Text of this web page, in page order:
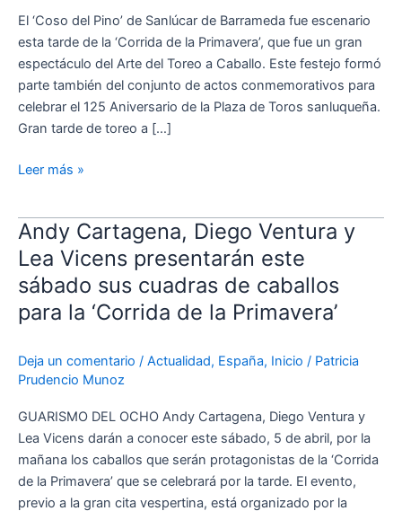
El ‘Coso del Pino’ de Sanlúcar de Barrameda fue escenario
esta tarde de la ‘Corrida de la Primavera’, que fue un gran
espectáculo del Arte del Toreo a Caballo. Este festejo formó
parte también del conjunto de actos conmemorativos para
celebrar el 125 Aniversario de la Plaza de Toros sanluqueña.
Gran tarde de toreo a […]
la
Primavera»
Sanlúcar
Barrameda
Leer más »
Andy Cartagena, Diego Ventura y
Lea Vicens presentarán este
sábado sus cuadras de caballos
para la ‘Corrida de la Primavera’
Deja un comentario / Actualidad, España, Inicio / Patricia
Prudencio Munoz
GUARISMO DEL OCHO Andy Cartagena, Diego Ventura y
Lea Vicens darán a conocer este sábado, 5 de abril, por la
mañana los caballos que serán protagonistas de la ‘Corrida
de la Primavera’ que se celebrará por la tarde. El evento,
previo a la gran cita vespertina, está organizado por la
Andy
Cartagena,
Diego
Ventura
y
Vicens
presentarán
sábado
sus
cuadras
de